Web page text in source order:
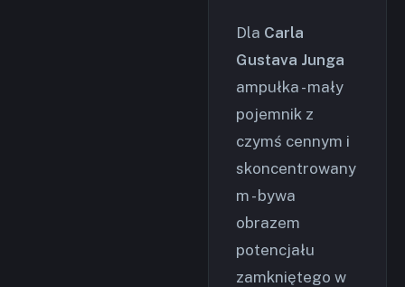
Dla Carla
Gustava Junga
ampułka - mały
pojemnik z
czymś cennym i
skoncentrowany
m - bywa
obrazem
potencjału
zamkniętego w